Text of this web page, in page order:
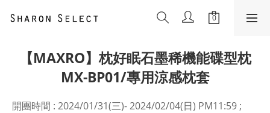
【MAXRO】枕好眠石墨稀機能碟型枕
MX-BP01/專用涼感枕套
開團時間 : 2024/01/31(三)- 2024/02/04(日) PM11:59 ;